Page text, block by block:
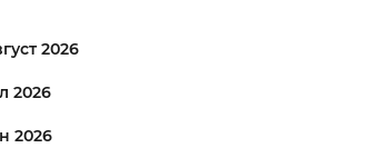
2026
2026
2026